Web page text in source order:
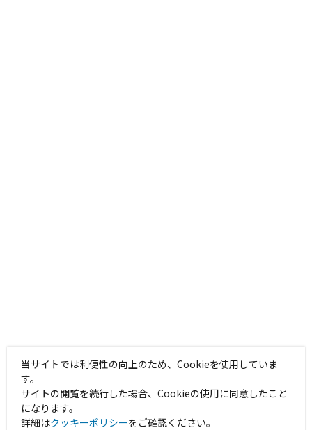
当サイトでは利便性の向上のため、Cookieを使用していま
す。
サイトの閲覧を続行した場合、Cookieの使用に同意したこと
になります。
詳細はクッキーポリシーをご確認ください。